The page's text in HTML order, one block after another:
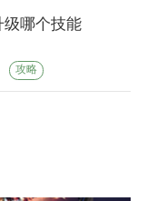
级哪个技能
攻略